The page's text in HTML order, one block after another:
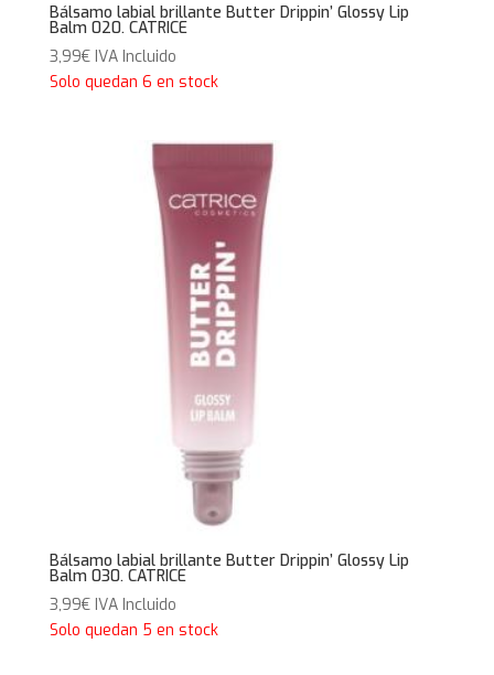
Bálsamo labial brillante Butter Drippin’ Glossy Lip
Balm 020. CATRICE
3,99€ IVA Incluido
Solo quedan 6 en stock
Bálsamo labial brillante Butter Drippin’ Glossy Lip
Balm 030. CATRICE
3,99€ IVA Incluido
Solo quedan 5 en stock